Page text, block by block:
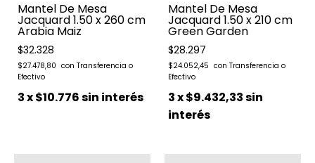
Mantel De Mesa
Jacquard 1.50 x 260 cm
Arabia Maiz
$32.328
$27.478,80
3x$10.776sin interés
Mantel De Mesa
Jacquard 1.50 x 210 cm
Green Garden
$28.297
$24.052,45
3x$9.432,33sin
interés